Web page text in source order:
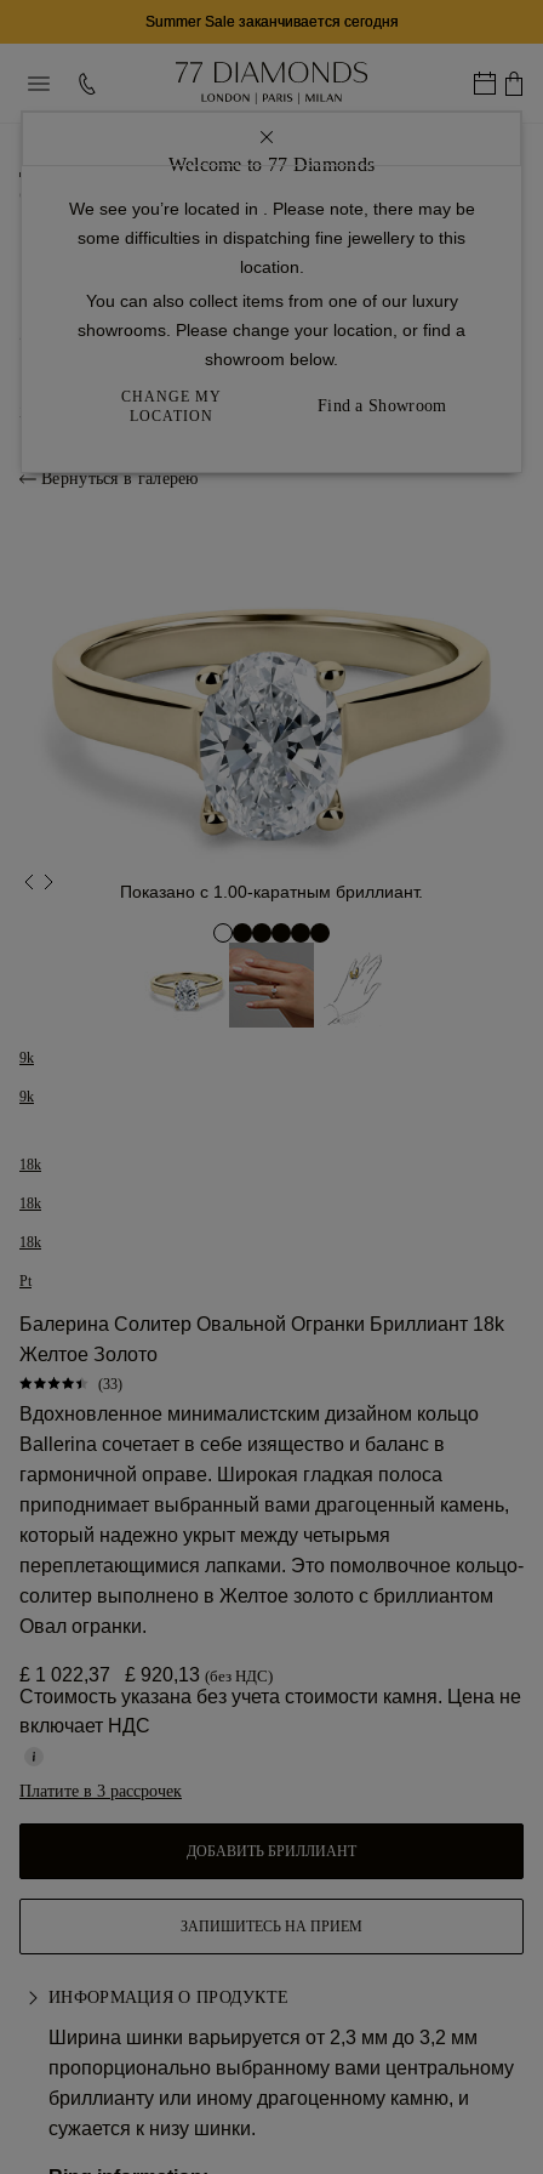
Summer Sale заканчивается сегодня
Welcome to 77 Diamonds
We see you’re located in
. Please note, there may be
some difficulties in dispatching fine jewellery to this
location.
You can also collect items from one of our luxury
showrooms. Please change your location, or find a
showroom below.
CHANGE MY
LOCATION
Find a Showroom
домашняя страница
3
Вернуться в галерею
Показано с 1.00-каратным бриллиант.
9k
9k
18k
18k
18k
Pt
Балерина Солитер Овальной Огранки Бриллиант 18k
Желтое Золото
(33)
Вдохновленное минималистским дизайном кольцо
Ballerina сочетает в себе изящество и баланс в
гармоничной оправе. Широкая гладкая полоса
приподнимает выбранный вами драгоценный камень,
который надежно укрыт между четырьмя
переплетающимися лапками. Это помолвочное кольцо-
солитер выполнено в Желтое золото с бриллиантом
Овал огранки.
£ 1 022,37 £ 920,13 (без НДС)
Стоимость указана без учета стоимости камня. Цена не
включает НДС
Платите в 3 рассрочек
ДОБАВИТЬ БРИЛЛИАНТ
ЗАПИШИТЕСЬ НА ПРИЕМ
ИНФОРМАЦИЯ О ПРОДУКТЕ
Ширина шинки варьируется от 2,3 мм до 3,2 мм
пропорционально выбранному вами центральному
бриллианту или иному драгоценному камню, и
сужается к низу шинки.